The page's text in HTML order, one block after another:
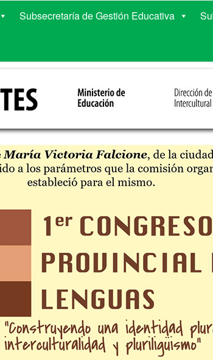
DE
Subsecretaría de Gestión Educativa